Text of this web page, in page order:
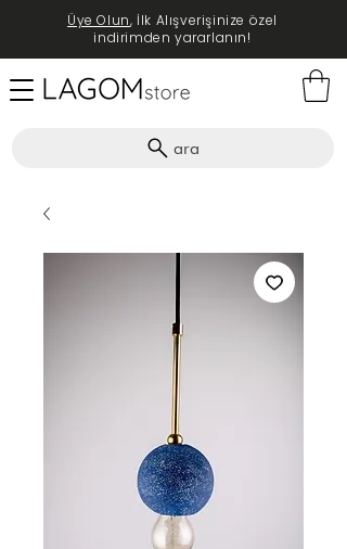
ara
Üye Olun, İlk Alışverişinize özel
indirimden yararlanın!